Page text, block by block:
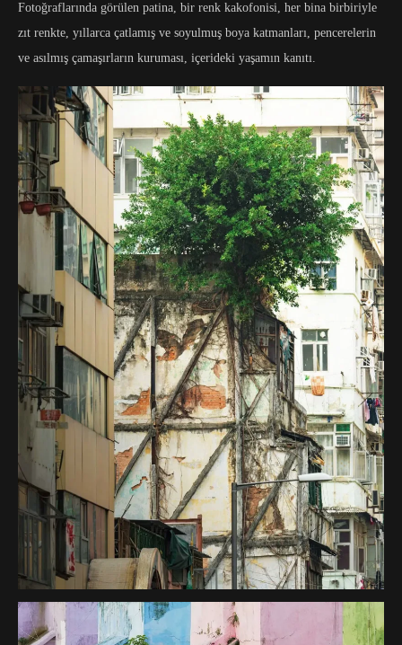
Fotoğraflarında görülen patina, bir renk kakofonisi, her bina birbiriyle
zıt renkte, yıllarca çatlamış ve soyulmuş boya katmanları, pencerelerin
ve asılmış çamaşırların kuruması, içerideki yaşamın kanıtı.